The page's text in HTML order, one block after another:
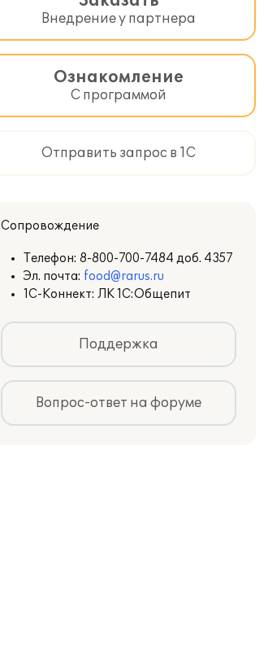
Внедрение у партнера
Ознакомление
С программой
Отправить запрос в 1С
Сопровождение
Телефон: 8-800-700-7484 доб. 4357
Эл. почта: food@rarus.ru
1С-Коннект: ЛК 1С:Общепит
Поддержка
Вопрос-ответ на форуме